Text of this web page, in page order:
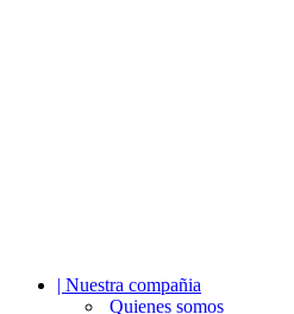
| Nuestra compañia
Quienes somos